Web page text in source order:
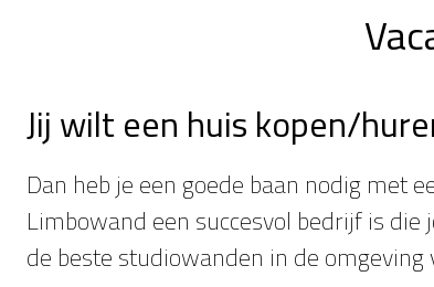
Jij wilt een huis kopen/
Dan heb je een goede baan nodig met
Limbowand een succesvol bedrijf is
de beste studiowanden in de